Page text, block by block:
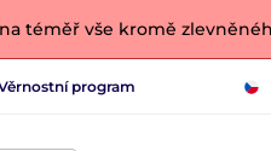
téměř vše kromě
program